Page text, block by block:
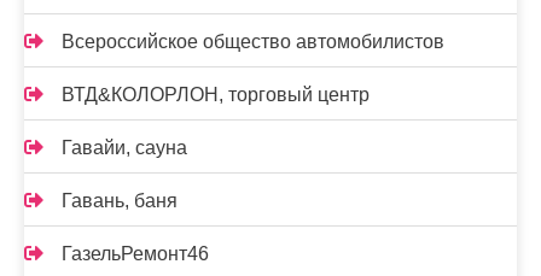
Всероссийское общество автомобилистов
ВТД&КОЛОРЛОН, торговый центр
Гавайи, сауна
Гавань, баня
ГазельРемонт46